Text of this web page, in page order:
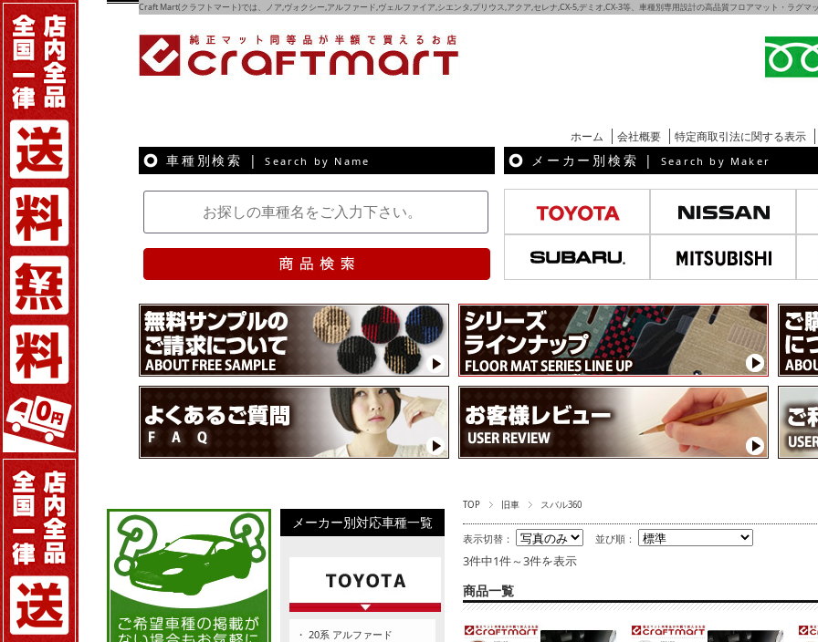
Craft Mart(クラフトマート)では、ノア,ヴォクシー,アルファード,ヴェルファイア,シエンタ,プリウス,アクア,セレナ,CX-5,デミオ,CX-3等、車種別専用設計の高品質フロアマット・ラグマ
ホーム 会社概要 特定商取引法に関する表示
車種別検索 |Search by Name メーカー別検索 | Search by Maker
TOP 旧車 スバル360
表示切替： 並び順：
3件中1件～3件を表示
商品一覧
メーカー別対応車種一覧
・ 20系 アルファード